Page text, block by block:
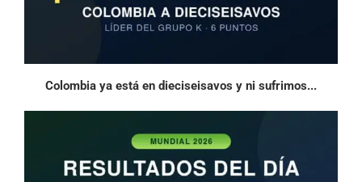
Colombia ya está en dieciseisavos y ni sufrimos...